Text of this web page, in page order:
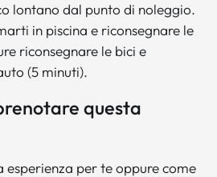
lontano dal punto di noleggio.
in piscina e riconsegnare le
riconsegnare le bici e
(5 minuti).
questa
esperienza per te oppure come